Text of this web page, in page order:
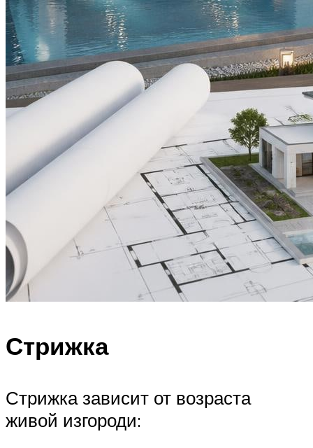
Стрижка
Стрижка зависит от возраста
живой изгороди: